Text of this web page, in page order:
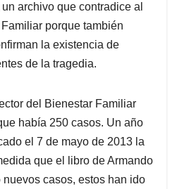
archivo que contradice al
porque también
la existencia de
de la tragedia.
del Bienestar Familiar
había 250 casos. Un año
el 7 de mayo de 2013 la
que el libro de Armando
casos, estos han ido